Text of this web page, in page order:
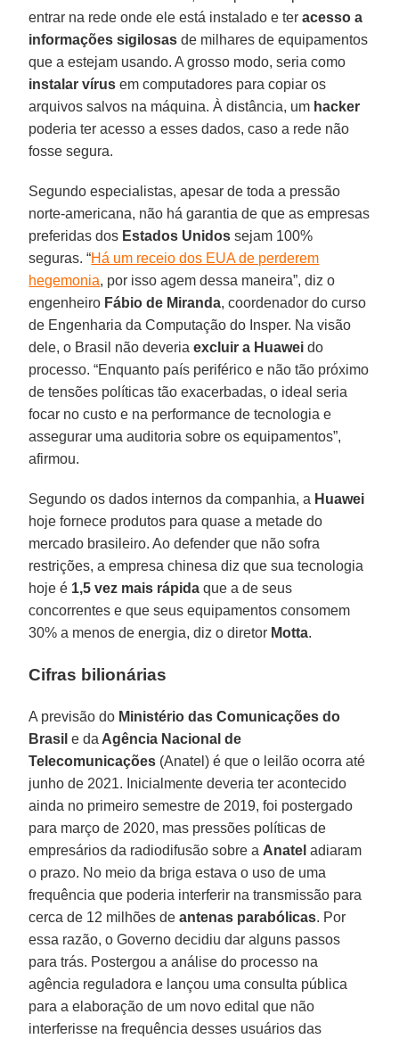
entrar na rede onde ele está instalado e ter acesso a
informações sigilosas de milhares de equipamentos
que a estejam usando. A grosso modo, seria como
instalar vírus em computadores para copiar os
arquivos salvos na máquina. À distância, um hacker
poderia ter acesso a esses dados, caso a rede não
fosse segura.
Segundo especialistas, apesar de toda a pressão
norte-americana, não há garantia de que as empresas
preferidas dos Estados Unidos sejam 100%
seguras. “Há um receio dos EUA de perderem
hegemonia, por isso agem dessa maneira”, diz o
engenheiro Fábio de Miranda, coordenador do curso
de Engenharia da Computação do Insper. Na visão
dele, o Brasil não deveriaexcluir a Huawei do
processo. “Enquanto país periférico e não tão próximo
de tensões políticas tão exacerbadas, o ideal seria
focar no custo e na performance de tecnologia e
assegurar uma auditoria sobre os equipamentos”,
afirmou.
Segundo os dados internos da companhia, a Huawei
hoje fornece produtos para quase a metade do
mercado brasileiro. Ao defender que não sofra
restrições, a empresa chinesa diz que sua tecnologia
hoje é 1,5 vez mais rápida que a de seus
concorrentes e que seus equipamentos consomem
30% a menos de energia, diz o diretor Motta.
Cifras bilionárias
A previsão do Ministério das Comunicações do
Brasile da Agência Nacional de
Telecomunicações (Anatel) é que o leilão ocorra até
junho de 2021. Inicialmente deveria ter acontecido
ainda no primeiro semestre de 2019, foi postergado
para março de 2020, mas pressões políticas de
empresários da radiodifusão sobre a Anatel adiaram
o prazo. No meio da briga estava o uso de uma
frequência que poderia interferir na transmissão para
cerca de 12 milhões de antenas parabólicas. Por
essa razão, o Governo decidiu dar alguns passos
para trás. Postergou a análise do processo na
agência reguladora e lançou uma consulta pública
para a elaboração de um novo edital que não
interferisse na frequência desses usuários das